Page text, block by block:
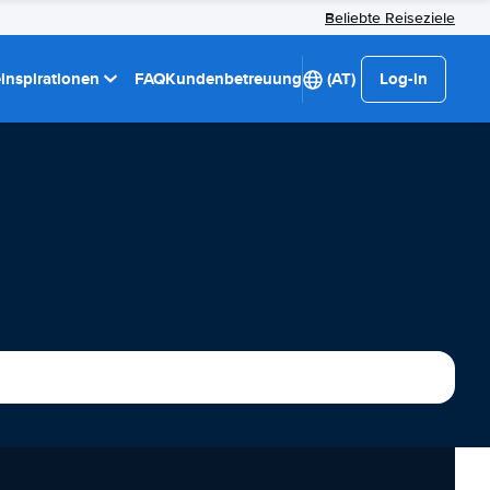
Beliebte Reiseziele
FAQKundenbetreuung (AT) Log-in